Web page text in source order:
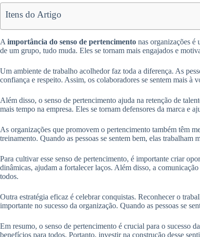
Itens do Artigo
A importância do senso de pertencimento nas organizações é
de um grupo, tudo muda. Eles se tornam mais engajados e
Um ambiente de trabalho acolhedor faz toda a diferença. As
confiança e respeito. Assim, os colaboradores se sentem mais à
Além disso, o senso de pertencimento ajuda na retenção de
mais tempo na empresa. Eles se tornam defensores da marca e
As organizações que promovem o pertencimento também têm
treinamento. Quando as pessoas se sentem bem, elas
Para cultivar esse senso de pertencimento, é importante criar
dinâmicas, ajudam a fortalecer laços. Além disso, a
todos.
Outra estratégia eficaz é celebrar conquistas. Reconhecer o
importante no sucesso da organização. Quando as pessoas se
Em resumo, o senso de pertencimento é crucial para o sucesso
benefícios para todos. Portanto, investir na construção desse